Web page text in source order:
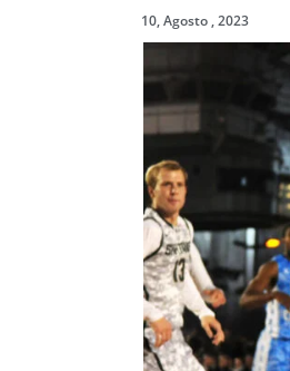
10, Agosto , 2023